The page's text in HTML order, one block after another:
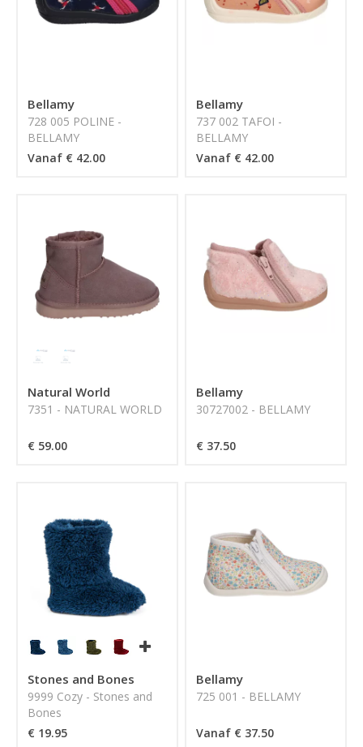
Bellamy
728 005 POLINE -
BELLAMY
Vanaf € 42.00
Bellamy
737 002 TAFOI -
BELLAMY
Vanaf € 42.00
Natural World
7351 - NATURAL WORLD
€ 59.00
Bellamy
30727002 - BELLAMY
€ 37.50
Stones and Bones
9999 Cozy - Stones and
Bones
€ 19.95
Bellamy
725 001 - BELLAMY
Vanaf € 37.50